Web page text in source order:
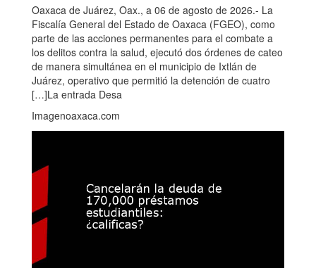
Oaxaca de Juárez, Oax., a 06 de agosto de 2026.- La
Fiscalía General del Estado de Oaxaca (FGEO), como
parte de las acciones permanentes para el combate a
los delitos contra la salud, ejecutó dos órdenes de cateo
de manera simultánea en el municipio de Ixtlán de
Juárez, operativo que permitió la detención de cuatro
[…]La entrada Desa
Imagenoaxaca.com